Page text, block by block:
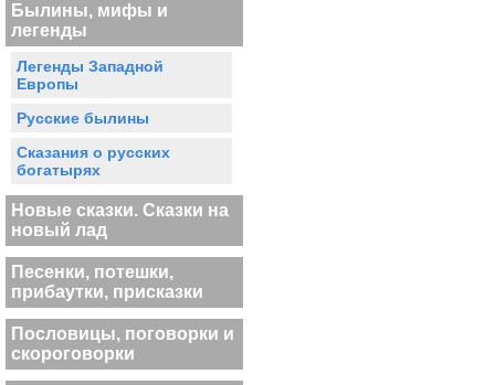
Былины, мифы и
легенды
Легенды Западной
Европы
Русские былины
Сказания о русских
богатырях
Новые сказки. Сказки на
новый лад
Песенки, потешки,
прибаутки, присказки
Пословицы, поговорки и
скороговорки